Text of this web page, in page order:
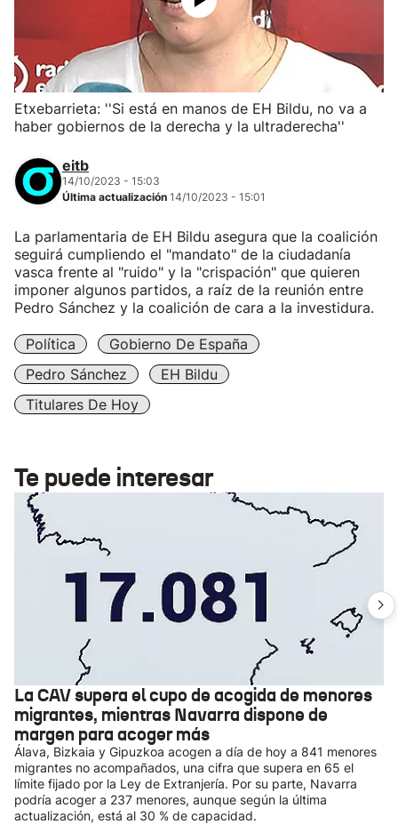
Etxebarrieta: ''Si está en manos de EH Bildu, no va a
haber gobiernos de la derecha y la ultraderecha''
eitb
14/10/2023 - 15:03
Última actualización 14/10/2023 - 15:01
La parlamentaria de EH Bildu asegura que la coalición
seguirá cumpliendo el "mandato" de la ciudadanía
vasca frente al "ruido" y la "crispación" que quieren
imponer algunos partidos, a raíz de la reunión entre
Pedro Sánchez y la coalición de cara a la investidura.
Política
Gobierno De España
Pedro Sánchez
EH Bildu
Titulares De Hoy
Te puede interesar
La CAV supera el cupo de acogida de menores
migrantes, mientras Navarra dispone de
margen para acoger más
Álava, Bizkaia y Gipuzkoa acogen a día de hoy a 841 menores
migrantes no acompañados, una cifra que supera en 65 el
límite fijado por la Ley de Extranjería. Por su parte, Navarra
podría acoger a 237 menores, aunque según la última
actualización, está al 30 % de capacidad.